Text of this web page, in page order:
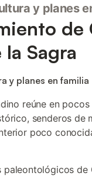
y planes
de
Sagra
y planes en familia
reúne en
senderos de
poco
paleontológicos de